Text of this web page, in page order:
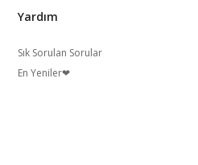
Yardım
Sık Sorulan Sorular
En Yeniler❤